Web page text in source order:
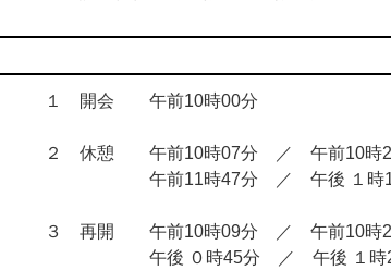
１ 開会 午前10時00分
２ 休憩 午前10時07分 ／ 午前10時
午前11時47分 ／ 午後 １時19
３ 再開 午前10時09分 ／ 午前10時
午後 ０時45分 ／ 午後 １時23